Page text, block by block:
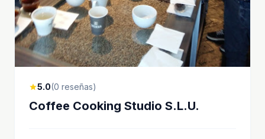
star5.0(0 reseñas)
Coffee Cooking Studio S.L.U.